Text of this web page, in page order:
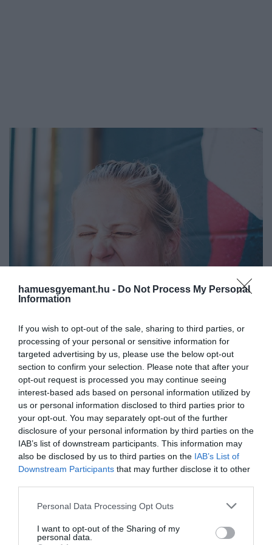
hamuesgyemant.hu - Do Not Process My Personal
Information
If you wish to opt-out of the sale, sharing to third parties, or
processing of your personal or sensitive information for
targeted advertising by us, please use the below opt-out
section to confirm your selection. Please note that after your
opt-out request is processed you may continue seeing
interest-based ads based on personal information utilized by
us or personal information disclosed to third parties prior to
your opt-out. You may separately opt-out of the further
disclosure of your personal information by third parties on the
IAB’s list of downstream participants. This information may
also be disclosed by us to third parties on the IAB’s List of
Downstream Participants that may further disclose it to other
Please note that this website/app uses one or more Google
not limited to your visit or usage behaviour. You may click to
grant or deny consent to Google and its third-party tags to
Personal Data Processing Opt Outs
I want to opt-out of the Sharing of my
personal data.
A bőröd, a tüszőid, a belsőségeid, mind-
mind hemzsegnek az apró
organizmusoktól, amelyek túl kicsik
ahhoz, hogy lássuk vagy érezzük őket.
2022. AUGUSZTUS 24. ●
Hernyószerű organizmus
mászkálhat a szádban akár
most is